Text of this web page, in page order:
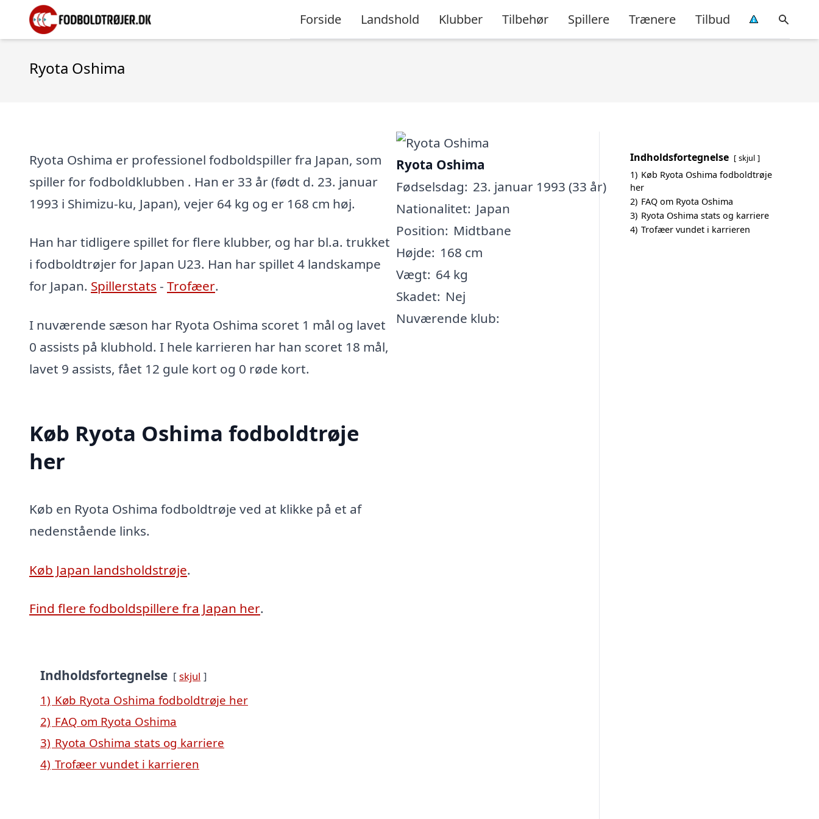
Forside Landshold Klubber Tilbehør Spillere Trænere Tilbud
Ryota Oshima
Ryota Oshima er professionel fodboldspiller fra Japan, som
spiller for fodboldklubben . Han er 33 år (født d. 23. januar
1993 i Shimizu-ku, Japan), vejer 64 kg og er 168 cm høj.
Han har tidligere spillet for flere klubber, og har bl.a. trukket
i fodboldtrøjer for Japan U23. Han har spillet 4 landskampe
for Japan. Spillerstats - Trofæer.
I nuværende sæson har Ryota Oshima scoret 1 mål og lavet
0 assists på klubhold. I hele karrieren har han scoret 18 mål,
lavet 9 assists, fået 12 gule kort og 0 røde kort.
Køb Ryota Oshima fodboldtrøje
her
Køb en Ryota Oshima fodboldtrøje ved at klikke på et af
nedenstående links.
Køb Japan landsholdstrøje.
Find flere fodboldspillere fra Japan her.
Ryota Oshima
Fødselsdag: 23. januar 1993 (33 år)
Nationalitet: Japan
Position: Midtbane
Højde: 168 cm
Vægt: 64 kg
Skadet: Nej
Nuværende klub:
Indholdsfortegnelse skjul
1) Køb Ryota Oshima fodboldtrøje her
2) FAQ om Ryota Oshima
3) Ryota Oshima stats og karriere
4) Trofæer vundet i karrieren
Indholdsfortegnelse skjul
1) Køb Ryota Oshima fodboldtrøje
her
2) FAQ om Ryota Oshima
3) Ryota Oshima stats og karriere
4) Trofæer vundet i karrieren